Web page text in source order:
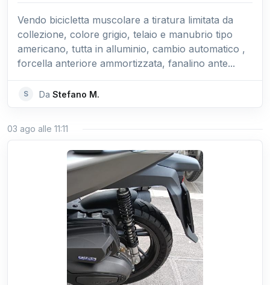
Vendo bicicletta muscolare a tiratura limitata da
collezione, colore grigio, telaio e manubrio tipo
americano, tutta in alluminio, cambio automatico ,
forcella anteriore ammortizzata, fanalino ante...
S Da Stefano M.
03 ago alle 11:11